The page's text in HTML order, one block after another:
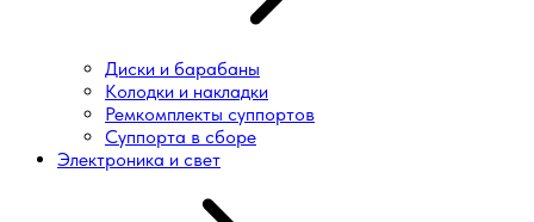
Диски и барабаны
Колодки и накладки
Ремкомплекты суппортов
Суппорта в сборе
Электроника и свет